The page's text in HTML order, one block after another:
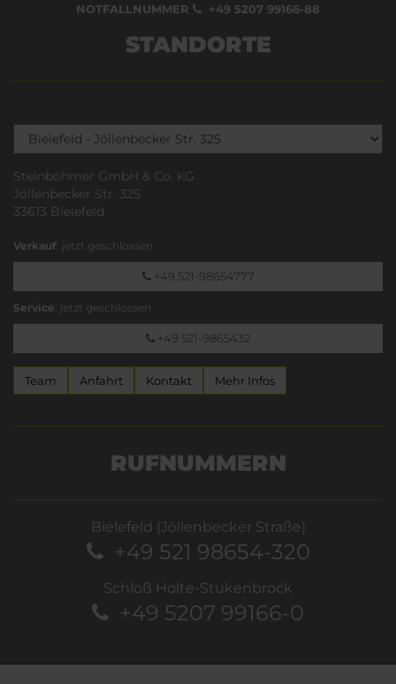
NOTFALLNUMMER +49 5207 99166-88
STANDORTE
Steinböhmer GmbH & Co. KG
Jöllenbecker Str. 325
33613 Bielefeld
Verkauf: jetzt geschlossen
+49 521-98654777
Service: jetzt geschlossen
+49 521-9865432
Team Anfahrt Kontakt Mehr Infos
RUFNUMMERN
Bielefeld (Jöllenbecker Straße)
+49 521 98654-320
Schloß Holte-Stukenbrock
+49 5207 99166-0